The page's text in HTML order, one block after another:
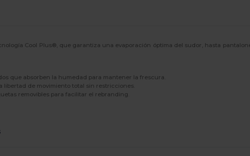
Cool Plus®, que garantiza una evaporación óptima del sudor, hasta
que absorben la humedad para mantener la frescura.
libertad de movimiento total sin restricciones.
removibles para facilitar el rebranding.